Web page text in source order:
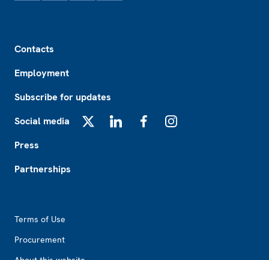
Contacts
Employment
Subscribe for updates
Social media
Press
Partnerships
Terms of Use
Procurement